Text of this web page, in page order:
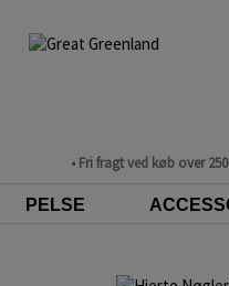
• Fri fragt ved køb over
PELSE